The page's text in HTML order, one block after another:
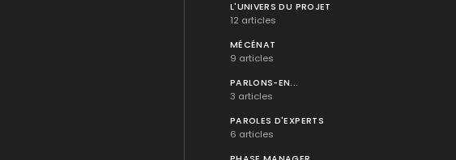
L'UNIVERS DU PROJET
12 articles
MÉCÉNAT
9 articles
PARLONS-EN...
3 articles
PAROLES D'EXPERTS
6 articles